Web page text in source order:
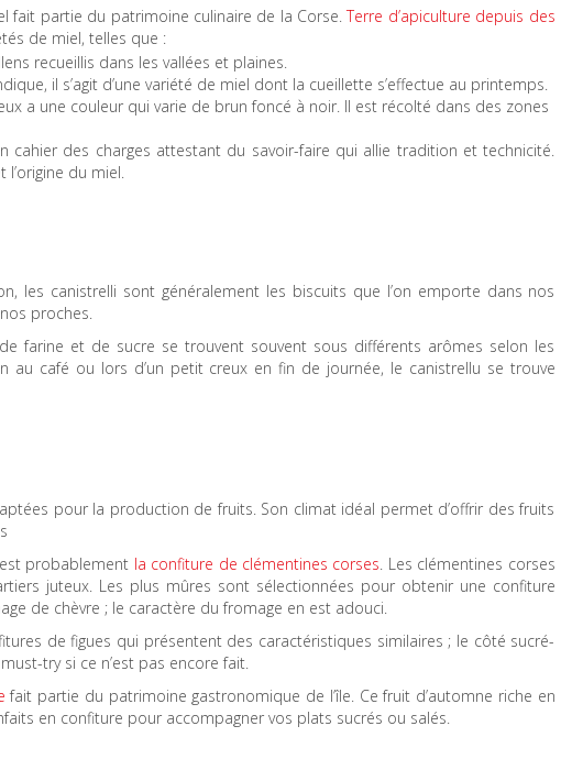
fait partie du patrimoine culinaire de la Corse.Terre d’apiculture depuis des
de miel, telles que :
recueillis dans les vallées et plaines.
il s’agit d’une variété de miel dont la cueillette s’effectue au printemps.
a une couleur qui varie de brun foncé à noir. Il est récolté dans des zones
cahier des charges attestant du savoir-faire qui allie tradition et technicité.
du miel.
les canistrelli sont généralement les biscuits que l’on emporte dans nos
proches.
farine et de sucre se trouvent souvent sous différents arômes selon les
au café ou lors d’un petit creux en fin de journée, le canistrellu se trouve
pour la production de fruits. Son climat idéal permet d’offrir des fruits
probablement la confiture de clémentines corses. Les clémentines corses
juteux. Les plus mûres sont sélectionnées pour obtenir une confiture
de chèvre ; le caractère du fromage en est adouci.
de figues qui présentent des caractéristiques similaires ; le côté sucré-
try si ce n’est pas encore fait.
fait partie du patrimoine gastronomique de l’île. Ce fruit d’automne riche en
en confiture pour accompagner vos plats sucrés ou salés.